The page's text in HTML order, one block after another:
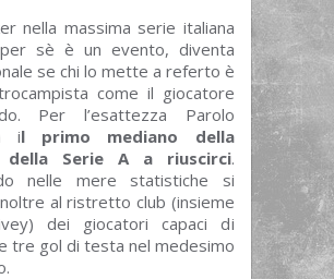
nella massima serie italiana
sè è un evento, diventa
se chi lo mette a referto è
come il giocatore
Per l’esattezza Parolo
il primo mediano della
della Serie A a riuscirci.
nelle mere statistiche si
al ristretto club (insieme
dei giocatori capaci di
tre gol di testa nel medesimo